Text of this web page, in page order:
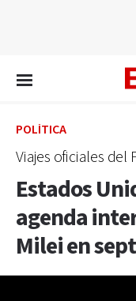
POLÍTICA
Viajes oficiales del
Estados
agenda
Milei en